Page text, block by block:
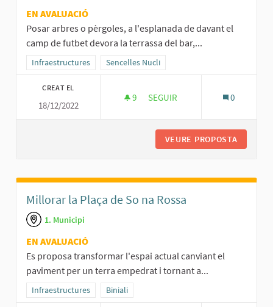
EN AVALUACIÓ
Posar arbres o pèrgoles, a l'esplanada de davant el
camp de futbet devora la terrassa del bar,...
Resultats al filtrar per la categoria: Infraestructures
Infraestructures Resultats al filtrar per l'àmbit: Sencelles Nucli
Sencelles Nucli
CREAT EL
18/12/2022
9 9 SEGUIDORES
SEGUIR 0
VEURE PROPOSTA
Millorar la Plaça de So na Rossa
1. Municipi
EN AVALUACIÓ
Es proposa transformar l'espai actual canviant el
paviment per un terra empedrat i tornant a...
Resultats al filtrar per la categoria: Infraestructures
Infraestructures Resultats al filtrar per l'àmbit: Biniali
Biniali